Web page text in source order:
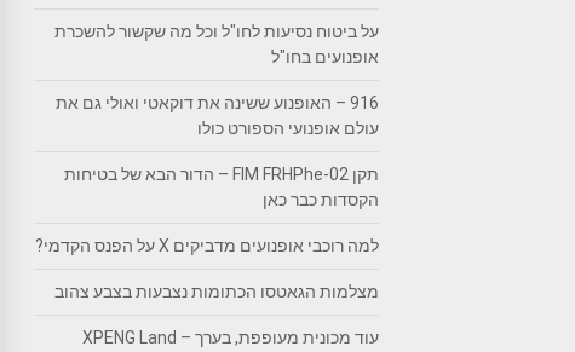
על ביטוח נסיעות לחו"ל וכל מה שקשור להשכרת
אופנועים בחו"ל
916 – האופנוע ששינה את דוקאטי ואולי גם את
עולם אופנועי הספורט כולו
תקן FIM FRHPhe-02 – הדור הבא של בטיחות
הקסדות כבר כאן
למה רוכבי אופנועים מדביקים X על הפנס הקדמי?
מצלמות הגאטסו הכתומות נצבעות בצבע צהוב
עוד מכונית מעופפת, בערך – XPENG Land